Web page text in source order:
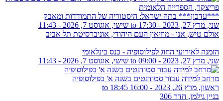
***עדכון*** בתה ישראל: היסטוריה של התמודדות ומאבק
שני, מרץ 27, 2023 - 17:30
שישי, אוגוסט 7, 2026 - 11:43
אולם טיש, אנו - מוזיאון העם היהודי, אוניברסיטת תל אביב
הזמנה לאירועי החוג לפילוסופיה - כנס בינלאומי
שני, מרץ 27, 2023 - 09:00
שישי, אוגוסט 7, 2026 - 11:43
מרחב למידה עבור סטודנטים בשנה א' בפילוסופיה
ראשון, מרץ 26, 2023 -
16:00
18:45
בניין גילמן, חדר 306